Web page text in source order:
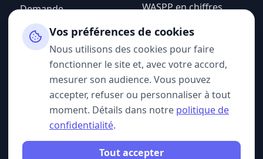
Demande
d'information
Espace admin
WASPP en chiffres
Mentions légales
Politique de
confidentialité
CGU
SUIVEZ-NOUS
Vos préférences de cookies
Nous utilisons des cookies pour faire
fonctionner le site et, avec votre accord,
mesurer son audience. Vous pouvez
accepter, refuser ou personnaliser à tout
moment. Détails dans notre politique de
confidentialité.
Tout accepter